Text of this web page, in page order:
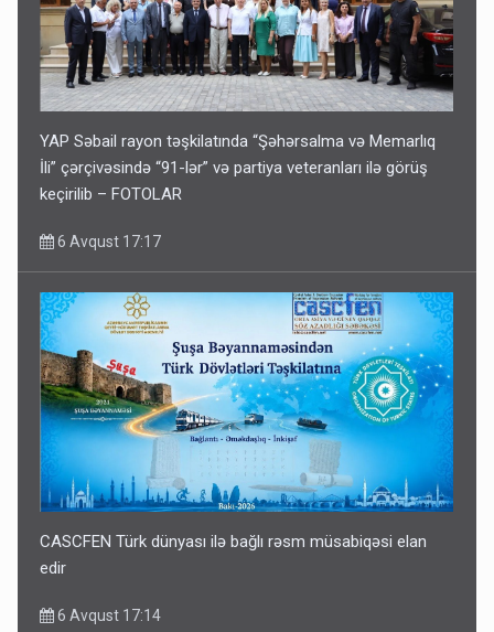
YAP Səbail rayon təşkilatında “Şəhərsalma və Memarlıq
İli” çərçivəsində “91-lər” və partiya veteranları ilə görüş
keçirilib – FOTOLAR
6 Avqust 17:17
CASCFEN Türk dünyası ilə bağlı rəsm müsabiqəsi elan
edir
6 Avqust 17:14